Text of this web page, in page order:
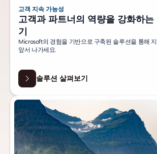
고객 지속 가능성
고객과 파트너의 역량을 강화하
기
Microsoft의 경험을 기반으로 구축된 솔루션을 통해
앞서 나가세요.
솔루션 살펴보기